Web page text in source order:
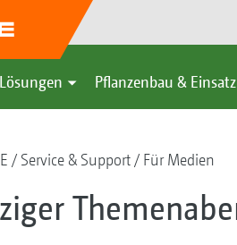
Pflanzenbau & Einsatz
Service & Support Für Medien